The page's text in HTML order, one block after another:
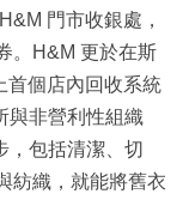
門市收銀處，
。H&M 更於在斯
首個店內回收系統
與非營利性組織
，包括清潔、切
紡織，就能將舊衣